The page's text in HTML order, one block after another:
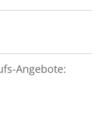
Angebote: